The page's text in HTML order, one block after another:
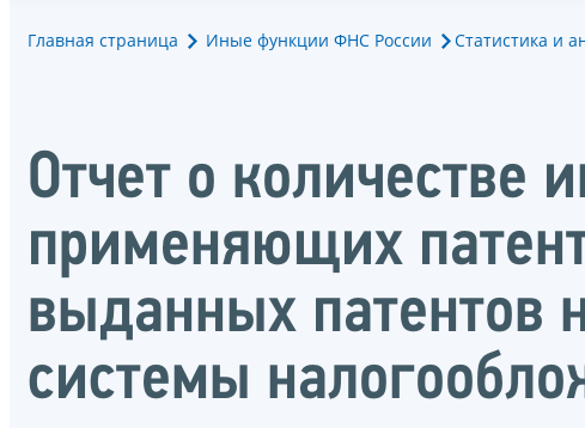
Главная страница Иные функции ФНС России Статистика и
Отчет о количестве
применяющих
выданных патентов
системы